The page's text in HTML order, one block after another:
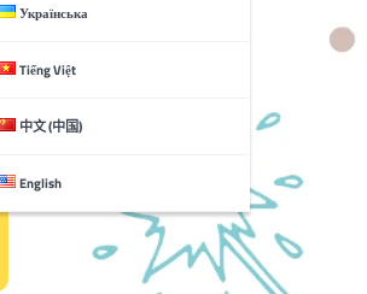
Українська
Tiếng Việt
中文 (中国)
English